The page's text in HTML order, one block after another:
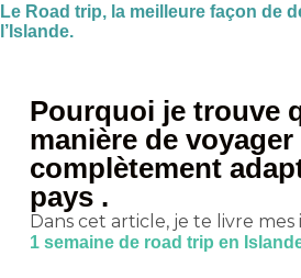
Le Road trip, la meilleure façon de
l’Islande.
Pourquoi je trouve
manière de
complètement
pays .
Dans cet article, je te livre mes
1 semaine de road trip en